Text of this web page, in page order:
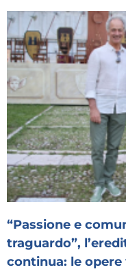
“Passione e
traguardo”,
continua: le